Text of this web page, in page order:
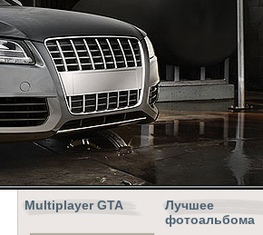
Multiplayer GTA
Лучшее
фотоальбома